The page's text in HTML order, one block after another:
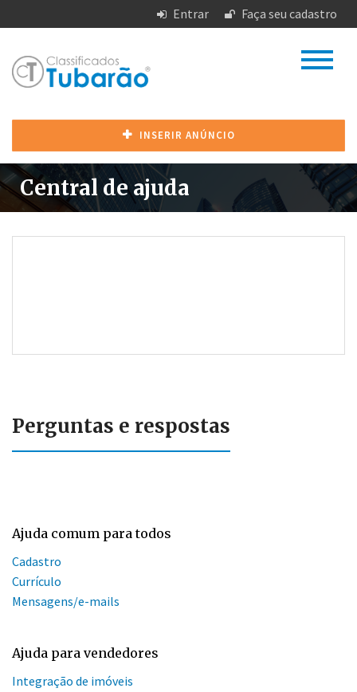
Entrar Faça seu cadastro
INSERIR ANÚNCIO
Central de ajuda
Perguntas e respostas
Ajuda comum para todos
Cadastro
Currículo
Mensagens/e-mails
Ajuda para vendedores
Integração de imóveis